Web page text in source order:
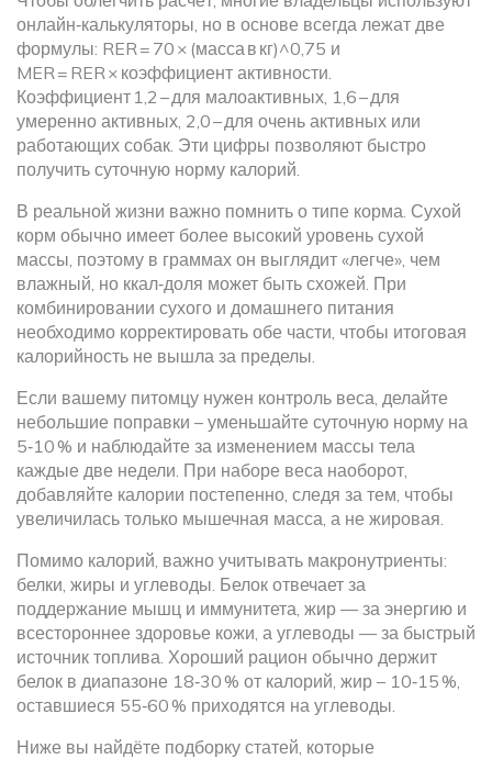
онлайн‑калькуляторы, но в основе всегда лежат две
формулы: RER = 70 × (масса в кг)^0,75 и
MER = RER × коэффициент активности.
Коэффициент 1,2 – для малоактивных, 1,6 – для
умеренно активных, 2,0 – для очень активных или
работающих собак. Эти цифры позволяют быстро
получить суточную норму калорий.
В реальной жизни важно помнить о типе корма. Сухой
корм обычно имеет более высокий уровень сухой
массы, поэтому в граммах он выглядит «легче», чем
влажный, но ккал‑доля может быть схожей. При
комбинировании сухого и домашнего питания
необходимо корректировать обе части, чтобы итоговая
калорийность не вышла за пределы.
Если вашему питомцу нужен контроль веса, делайте
небольшие поправки – уменьшайте суточную норму на
5‑10 % и наблюдайте за изменением массы тела
каждые две недели. При наборе веса наоборот,
добавляйте калории постепенно, следя за тем, чтобы
увеличилась только мышечная масса, а не жировая.
Помимо калорий, важно учитывать макронутриенты:
белки, жиры и углеводы. Белок отвечает за
поддержание мышц и иммунитета, жир — за энергию и
всестороннее здоровье кожи, а углеводы — за быстрый
источник топлива. Хороший рацион обычно держит
белок в диапазоне 18‑30 % от калорий, жир – 10‑15 %,
оставшиеся 55‑60 % приходятся на углеводы.
Ниже вы найдёте подборку статей, которые